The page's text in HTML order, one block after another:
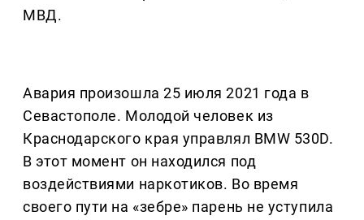
МВД.
Авария произошла 25 июля 2021 года в
Севастополе. Молодой человек из
Краснодарского края управлял BMW 530D.
В этот момент он находился под
воздействиями наркотиков. Во время
своего пути на «зебре» парень не уступила